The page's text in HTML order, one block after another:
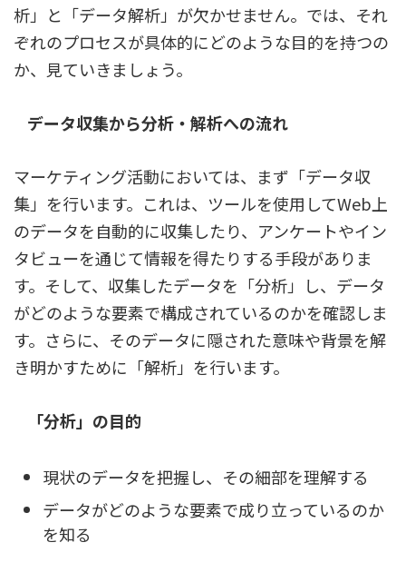
析」と「データ解析」が欠かせません。では、それ
ぞれのプロセスが具体的にどのような目的を持つの
か、見ていきましょう。
データ収集から分析・解析への流れ
マーケティング活動においては、まず「データ収
集」を行います。これは、ツールを使用してWeb上
のデータを自動的に収集したり、アンケートやイン
タビューを通じて情報を得たりする手段がありま
す。そして、収集したデータを「分析」し、データ
がどのような要素で構成されているのかを確認しま
す。さらに、そのデータに隠された意味や背景を解
き明かすために「解析」を行います。
「分析」の目的
現状のデータを把握し、その細部を理解する
データがどのような要素で成り立っているのか
を知る